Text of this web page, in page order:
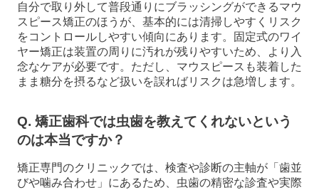
自分で取り外して普段通りにブラッシングができるマウ
スピース矯正のほうが、基本的には清掃しやすくリスク
をコントロールしやすい傾向にあります。固定式のワイ
ヤー矯正は装置の周りに汚れが残りやすいため、より入
念なケアが必要です。ただし、マウスピースも装着した
まま糖分を摂るなど扱いを誤ればリスクは急増します。
Q. 矯正歯科では虫歯を教えてくれないという
のは本当ですか？
矯正専門のクリニックでは、検査や診断の主軸が「歯並
びや噛み合わせ」にあるため、虫歯の精密な診査や実際